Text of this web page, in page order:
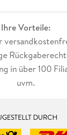
Ihre Vorteile:
in über 100
uvm.
DURCH